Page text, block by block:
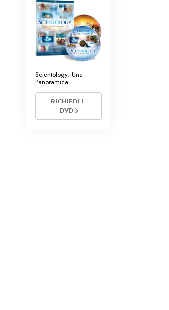
Scientology: Una
Panoramica
RICHIEDI IL
DVD